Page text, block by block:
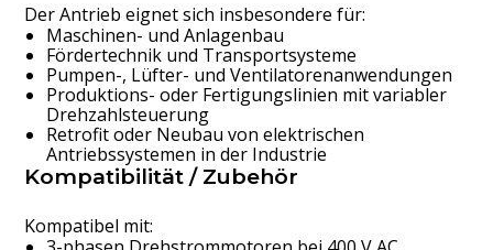
Der Antrieb eignet sich insbesondere für:
Maschinen- und Anlagenbau
Fördertechnik und Transportsysteme
Pumpen-, Lüfter- und Ventilatorenanwendungen
Produktions- oder Fertigungslinien mit variabler
Drehzahlsteuerung
Retrofit oder Neubau von elektrischen
Antriebssystemen in der Industrie
Kompatibilität / Zubehör
Kompatibel mit: